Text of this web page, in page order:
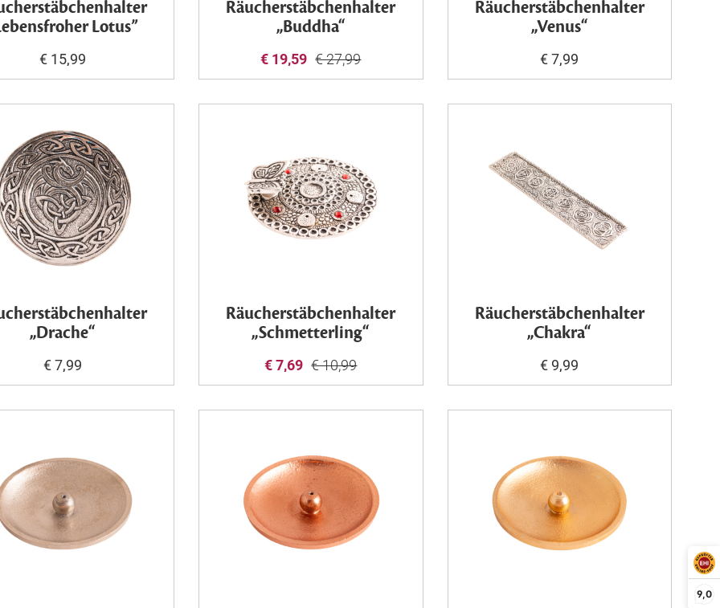
9,0
Lotus”
€ 15,99
Räucherstäbchenhalter
„Buddha“
€ 19,59 € 27,99
Räucherstäbchenhalter
„Venus“
€ 7,99
„Drache“
€ 7,99
Räucherstäbchenhalter
„Schmetterling“
€ 7,69 € 10,99
Räucherstäbchenhalter
„Chakra“
€ 9,99